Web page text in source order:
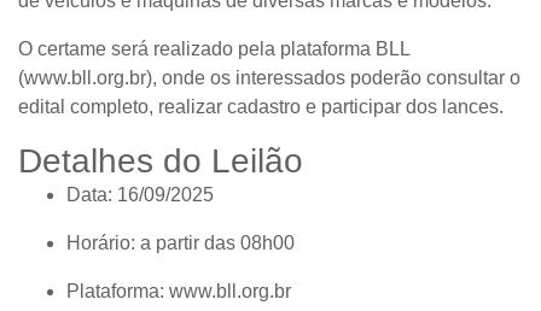
O certame será realizado pela plataforma BLL
(www.bll.org.br), onde os interessados poderão consultar o
edital completo, realizar cadastro e participar dos lances.
Detalhes do Leilão
Data: 16/09/2025
Horário: a partir das 08h00
Plataforma: www.bll.org.br